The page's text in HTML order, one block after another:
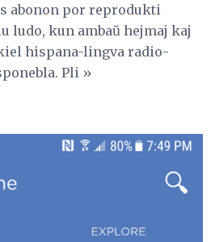
abonon por reprodukti
ludo, kun ambaŭ hejmaj kaj
hispana-lingva radio-
Pli »